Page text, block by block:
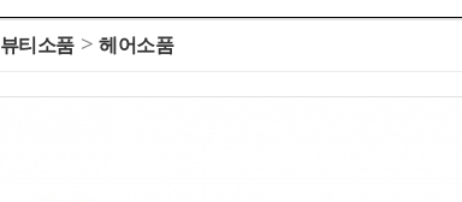
뷰티소품 헤어소품